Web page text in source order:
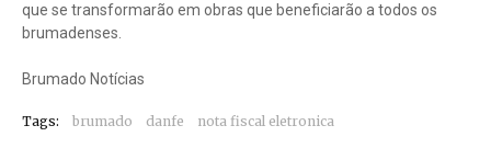
que se transformarão em obras que beneficiarão a todos os
brumadenses.
Brumado Notícias
Tags: brumado danfe nota fiscal eletronica